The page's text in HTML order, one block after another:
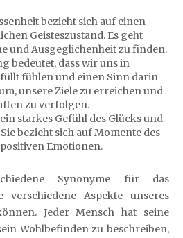
bezieht sich auf einen
Geisteszustand. Es geht
und Ausgeglichenheit zu finden.
bedeutet, dass wir uns in
fühlen und einen Sinn darin
unsere Ziele zu erreichen und
zu verfolgen.
starkes Gefühl des Glücks und
bezieht sich auf Momente des
Emotionen.
Synonyme für das
verschiedene Aspekte unseres
Jeder Mensch hat seine
Wohlbefinden zu beschreiben,